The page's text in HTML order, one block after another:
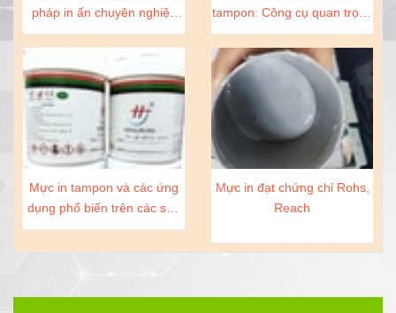
pháp in ấn chuyên nghiệp
cho doanh nghiệp của bạn
tampon: Công cụ quan trọng
trong ngành sản xuất
Mực in tampon và các ứng
dụng phổ biến trên các sản
phẩm
Mực in đạt chứng chỉ Rohs,
Reach